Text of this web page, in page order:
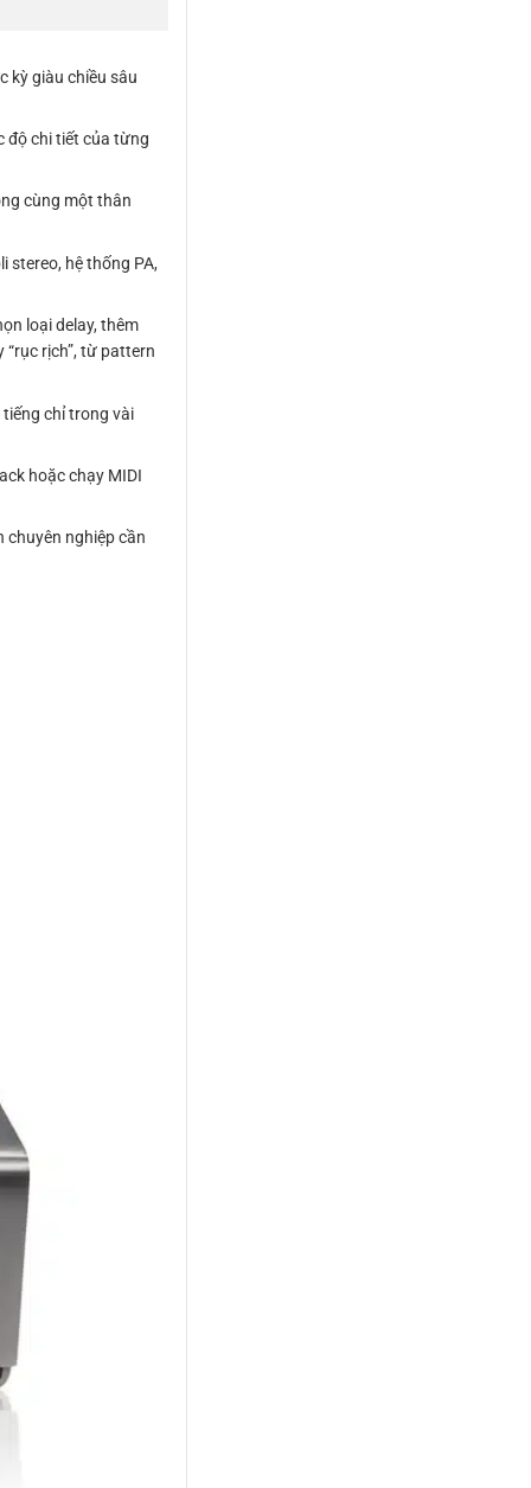
kỳ giàu chiều sâu
độ chi tiết của từng
cùng một thân
stereo, hệ thống PA,
loại delay, thêm
rịch”, từ pattern
tiếng chỉ trong vài
hoặc chạy MIDI
chuyên nghiệp cần